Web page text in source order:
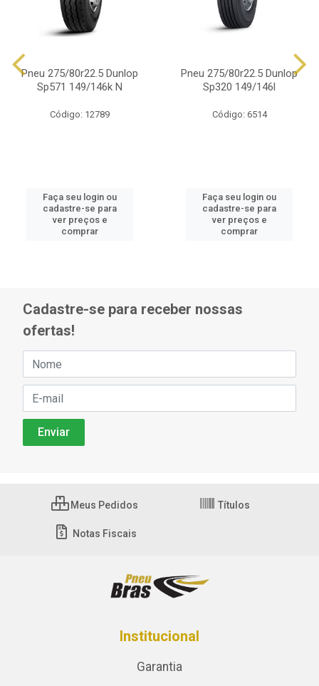
Pneu 275/80r22.5 Dunlop
Sp571 149/146k N
Código: 12789
Faça seu login ou
cadastre-se para
ver preços e
comprar
Pneu 275/80r22.5 Dunlop
Sp320 149/146l
Código: 6514
Faça seu login ou
cadastre-se para
ver preços e
comprar
Cadastre-se para receber nossas
ofertas!
Meus Pedidos Títulos
Notas Fiscais
Institucional
Garantia